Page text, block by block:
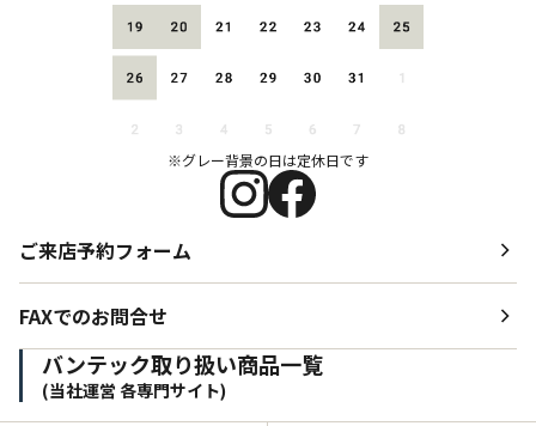
※グレー背景の日は定休日です
ご来店予約フォーム
FAXでのお問合せ
バンテック取り扱い商品一覧
(当社運営 各専門サイト)